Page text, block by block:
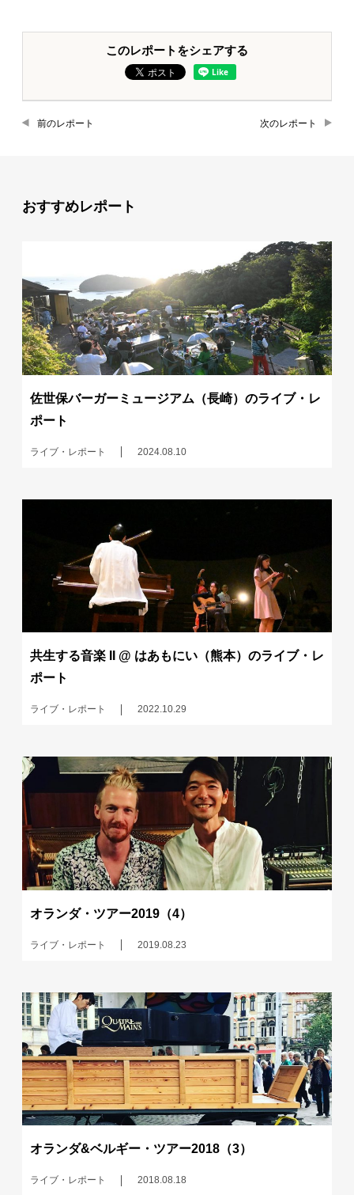
このレポートをシェアする
前のレポート 次のレポート
おすすめレポート
佐世保バーガーミュージアム（長崎）のライブ・レ
ポート
ライブ・レポート 2024.08.10
共生する音楽 II @ はあもにい（熊本）のライブ・レ
ポート
ライブ・レポート 2022.10.29
オランダ・ツアー2019（4）
ライブ・レポート 2019.08.23
オランダ&ベルギー・ツアー2018（3）
ライブ・レポート 2018.08.18